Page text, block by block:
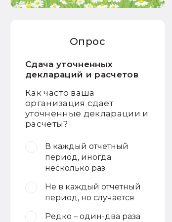
Опрос
Сдача уточненных
деклараций и расчетов
Как часто ваша
организация сдает
уточненные декларации и
расчеты?
В каждый отчетный
период, иногда
несколько раз
Не в каждый отчетный
период, но случается
Редко – один-два раза